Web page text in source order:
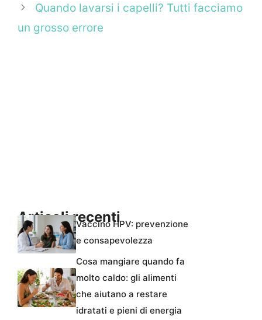
Quando lavarsi i capelli? Tutti facciamo
un grosso errore
Articoli recentiVaccino HPV: prevenzione
e consapevolezza
Cosa mangiare quando fa
molto caldo: gli alimenti
che aiutano a restare
idratati e pieni di energia